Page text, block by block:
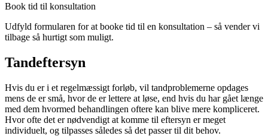
Book tid til konsultation
Udfyld formularen for at booke tid til en konsultation – så vender vi
tilbage så hurtigt som muligt.
Tandeftersyn
Hvis du er i et regelmæssigt forløb, vil tandproblemerne opdages
mens de er små, hvor de er lettere at løse, end hvis du har gået længe
med dem hvormed behandlingen oftere kan blive mere kompliceret.
Hvor ofte det er nødvendigt at komme til eftersyn er meget
individuelt, og tilpasses således så det passer til dit behov.